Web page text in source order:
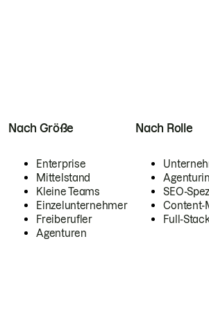
Nach Größe
Enterprise
Mittelstand
Kleine Teams
Einzelunternehmer
Freiberufler
Agenturen
Nach Rolle
SEO-
Content-
Full-